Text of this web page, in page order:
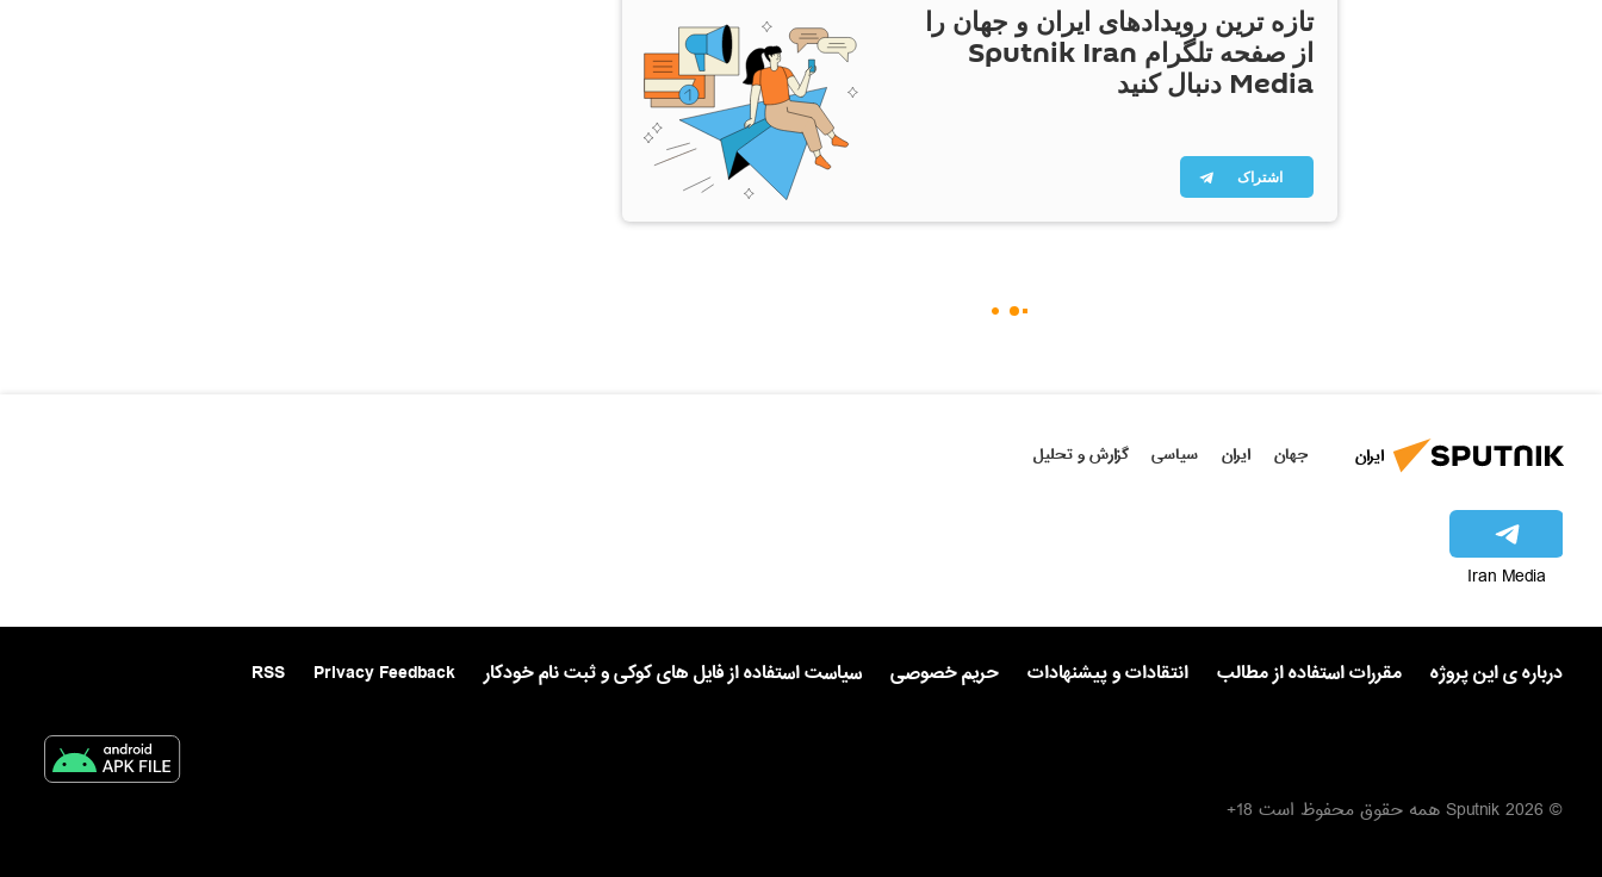
تازه ترین رویدادهای ایران و جهان را
از صفحه تلگرام Sputnik Iran
Media دنبال کنید
اشتراک
ایران جهان ایران سیاسی گزارش و تحلیل
Iran Media
درباره ی این پروژه مقررات استفاده از مطالب انتقادات و پیشنهادات حریم خصوصی سیاست استفاده از فایل های کوکی و ثبت نام خودکار Privacy Feedback
RSS
© 2026 Sputnik همه حقوق محفوظ است 18+